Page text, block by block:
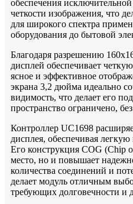
обеспечения
четкости изображения, что
для широкого спектра
оборудования до бытовой
Благодаря разрешению
дисплей обеспечивает
ясное и эффективное
экрана 3,2 дюйма идеально
видимость, что делает его
пространство ограничено,
Контроллер UC1698
дисплея, обеспечивая
Его конструкция COG (Chip
место, но и повышает
количества соединений и
делает модуль отличным
требующих долговечности и